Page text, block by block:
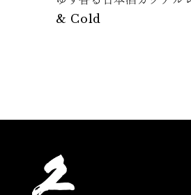
& Cold